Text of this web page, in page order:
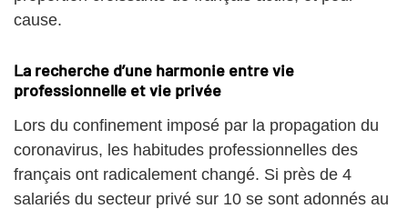
cause.
La recherche d’une harmonie entre vie
professionnelle et vie privée
Lors du confinement imposé par la propagation du
coronavirus, les habitudes professionnelles des
français ont radicalement changé. Si près de 4
salariés du secteur privé sur 10 se sont adonnés au